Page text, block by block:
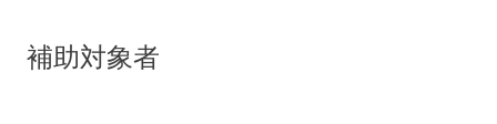
補助対象者